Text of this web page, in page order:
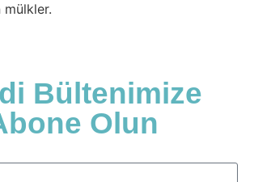
Bültenimize
Olun